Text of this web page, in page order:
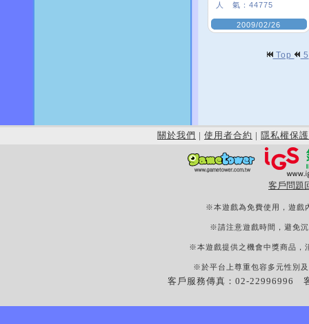
人 氣： 44775
2009/02/26
Top 5
關於我們 | 使用者合約 | 隱私權保護
客戶問題
※本遊戲為免費使用，遊戲
※請注意遊戲時間，避免
※本遊戲提供之機會中獎商品，
※於平台上尊重包容多元性別
客戶服務傳真：02-22996996